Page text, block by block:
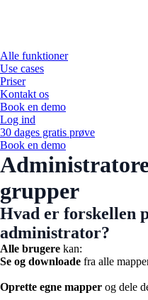
Alle funktioner
Use cases
Priser
Kontakt os
Book en demo
Log ind
30 dages gratis prøve
Book en demo
grupper
Hvad er forskellen
administrator?
Alle brugere kan:
Se og downloade fra alle
Oprette egne mapper og dele